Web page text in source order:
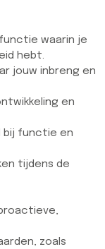
waarin je
hebt.
jouw inbreng en
en
bij functie en
tijdens de
zoals